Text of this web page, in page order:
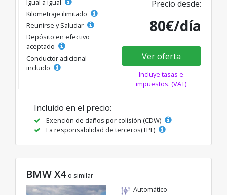
Igual a igual
Kilometraje ilimitado
Reunirse y Saludar
Depósito en efectivo
aceptado
Conductor adicional
incluido
Precio desde:
80€/día
Ver oferta
Incluye tasas e
impuestos. (VAT)
Incluido en el precio:
Exención de daños por colisión (CDW)
La responsabilidad de terceros(TPL)
BMW X4 o similar
Automático